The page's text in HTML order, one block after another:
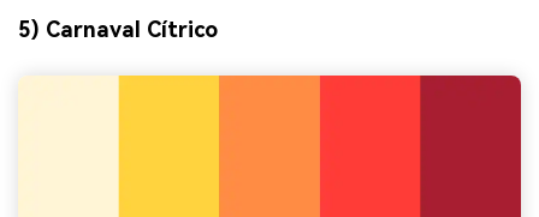
5) Carnaval Cítrico